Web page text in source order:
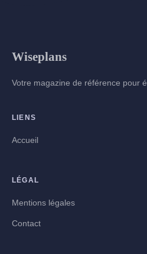
Wiseplans
Votre magazine de référence pour
LIENS
Accueil
LÉGAL
Mentions légales
Contact